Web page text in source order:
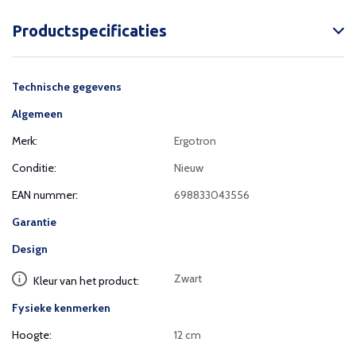
Productspecificaties
Technische gegevens
Algemeen
Merk:
Ergotron
Conditie:
Nieuw
EAN nummer:
698833043556
Garantie
Design
Kleur van het product: Zwart
Fysieke kenmerken
Hoogte:
12 cm